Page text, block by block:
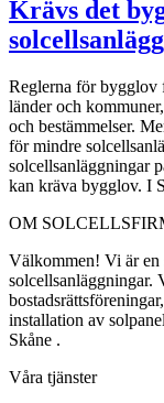
Krävs det
Reglerna för bygglov
länder och
och bestämmelser.
för mindre
solcellsanläggningar
kan kräva bygglov. I
OM
Välkommen! Vi är en
solcellsanläggningar.
installation av
Skåne .
Våra tjänster